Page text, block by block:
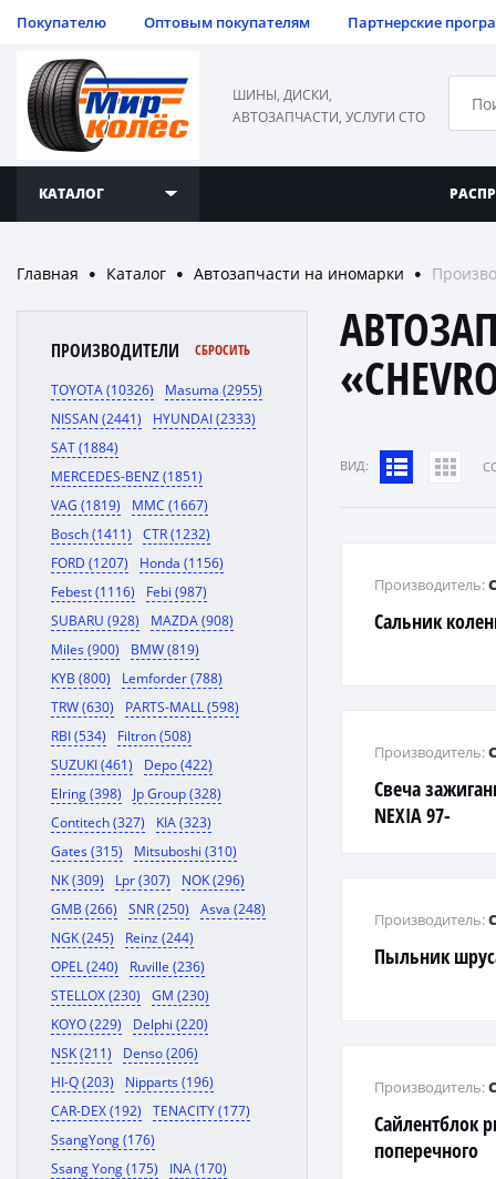
Покупателю Оптовым покупателям Партнерские
ШИНЫ, ДИСКИ,
АВТОЗАПЧАСТИ, УСЛУГИ СТО
КАТАЛОГ
Главная ● Каталог ● Автозапчасти на иномарки ●
ПРОИЗВОДИТЕЛИ СБРОСИТЬ
TOYOTA (10326)
Masuma (2955)
NISSAN (2441)
HYUNDAI (2333)
SAT (1884)
MERCEDES-BENZ (1851)
VAG (1819)
MMC (1667)
Bosch (1411)
CTR (1232)
FORD (1207)
Honda (1156)
Febest (1116)
Febi (987)
SUBARU (928)
MAZDA (908)
Miles (900)
BMW (819)
KYB (800)
Lemforder (788)
TRW (630)
PARTS-MALL (598)
RBI (534)
Filtron (508)
SUZUKI (461)
Depo (422)
Elring (398)
Jp Group (328)
Contitech (327)
KIA (323)
Gates (315)
Mitsuboshi (310)
NK (309)
Lpr (307)
NOK (296)
GMB (266)
SNR (250)
Asva (248)
NGK (245)
Reinz (244)
OPEL (240)
Ruville (236)
STELLOX (230)
GM (230)
KOYO (229)
Delphi (220)
NSK (211)
Denso (206)
HI-Q (203)
Nipparts (196)
CAR-DEX (192)
TENACITY (177)
SsangYong (176)
Ssang Yong (175)
INA (170)
ВИД:
Сальник
Производитель:
Свеча
NEXIA 97-
Производитель:
Пыльник
Производитель:
Сайлентблок
поперечного
Производитель: